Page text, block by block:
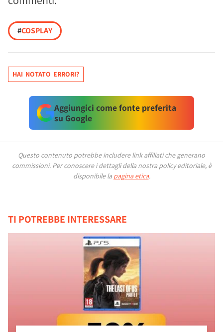
#COSPLAY
HAI NOTATO ERRORI?
Aggiungici come fonte preferita
su Google
Questo contenuto potrebbe includere link affiliati che generano
commissioni. Per conoscere i dettagli della nostra policy editoriale, è
disponibile la pagina etica.
TI POTREBBE INTERESSARE